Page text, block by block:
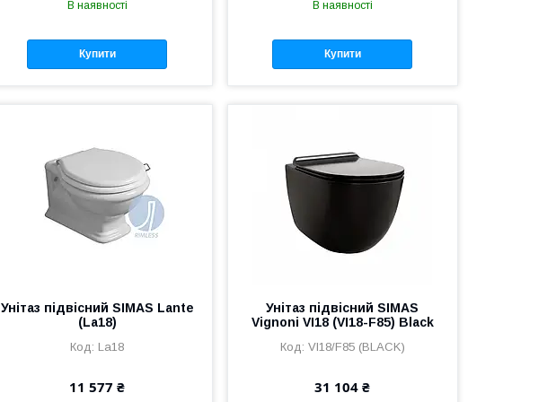
В наявності
Купити
В наявності
Купити
Унітаз підвісний SIMAS Lante
(La18)
La18
11 577 ₴
Унітаз підвісний SIMAS
Vignoni VI18 (VI18-F85) Black
VI18/F85 (BLACK)
31 104 ₴